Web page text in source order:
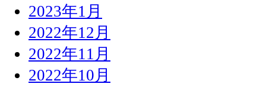
2023年1月
2022年12月
2022年11月
2022年10月